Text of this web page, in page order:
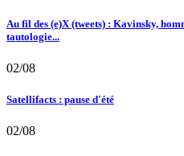
Au fil des (e)X (tweets) : Kavinsky,
tautologie...
02/08
Satellifacts : pause d'été
02/08